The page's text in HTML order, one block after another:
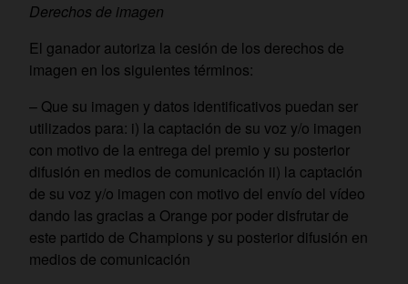
Derechos de imagen
El ganador autoriza la cesión de los derechos de
imagen en los siguientes términos:
– Que su imagen y datos identificativos puedan ser
utilizados para: i) la captación de su voz y/o imagen
con motivo de la entrega del premio y su posterior
difusión en medios de comunicación ii) la captación
de su voz y/o imagen con motivo del envío del vídeo
dando las gracias a Orange por poder disfrutar de
este partido de Champions y su posterior difusión en
medios de comunicación